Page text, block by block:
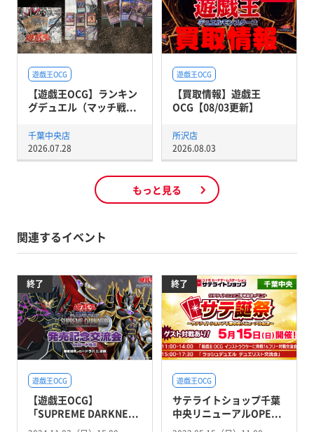
遊戯王OCG
【買取情報】遊戯王
OCG【08/03更新】
所沢店
2026.08.03
遊戯王OCG
【遊戯王OCG】ランキン
グデュエル（マッチ戦...
千葉中央店
2026.07.28
もっと見る
関連するイベント
終了
遊戯王OCG
【遊戯王OCG】
「SUPREME DARKNE...
終了
遊戯王OCG
サテライトショップ千葉
中央リニューアルOPE...